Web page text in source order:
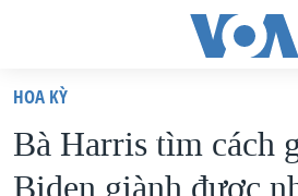
truy
cập
Tới
VIỆT NAM
HOA KỲ
Bà Harris tìm cách